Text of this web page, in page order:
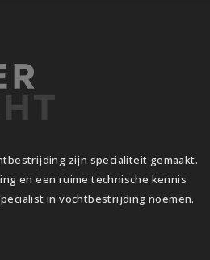
zijn specialiteit gemaakt.
en een ruime technische kennis
in vochtbestrijding noemen.